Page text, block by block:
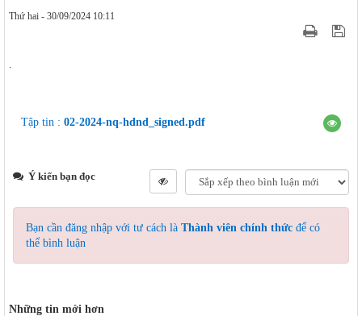
Thứ hai - 30/09/2024 10:11
.
Tập tin : 02-2024-nq-hdnd_signed.pdf
Ý kiến bạn đọc
Bạn cần đăng nhập với tư cách là Thành viên chính thức để có
thể bình luận
Những tin mới hơn